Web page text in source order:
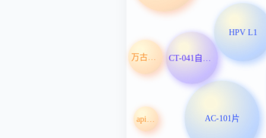
AC-101片
apitegromab
HPV L1
万古霉素